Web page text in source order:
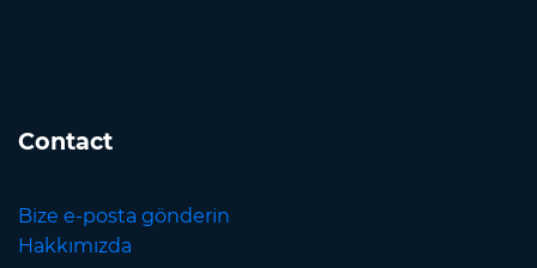
Contact
Bize e-posta gönderin
Hakkımızda